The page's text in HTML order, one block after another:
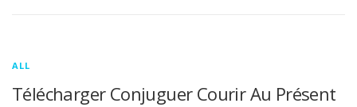
ALL
Télécharger Conjuguer Courir Au Présent